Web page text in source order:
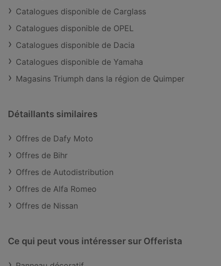
Catalogues disponible de Carglass
Catalogues disponible de OPEL
Catalogues disponible de Dacia
Catalogues disponible de Yamaha
Magasins Triumph dans la région de Quimper
Détaillants similaires
Offres de Dafy Moto
Offres de Bihr
Offres de Autodistribution
Offres de Alfa Romeo
Offres de Nissan
Ce qui peut vous intéresser sur Offerista